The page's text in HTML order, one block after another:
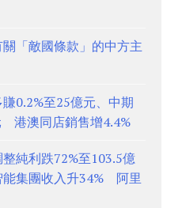
「敵國條款」的中方主
0.2%至25億元、中期
港澳同店銷售增4.4%
純利跌72%至103.5億
集團收入升34% 阿里